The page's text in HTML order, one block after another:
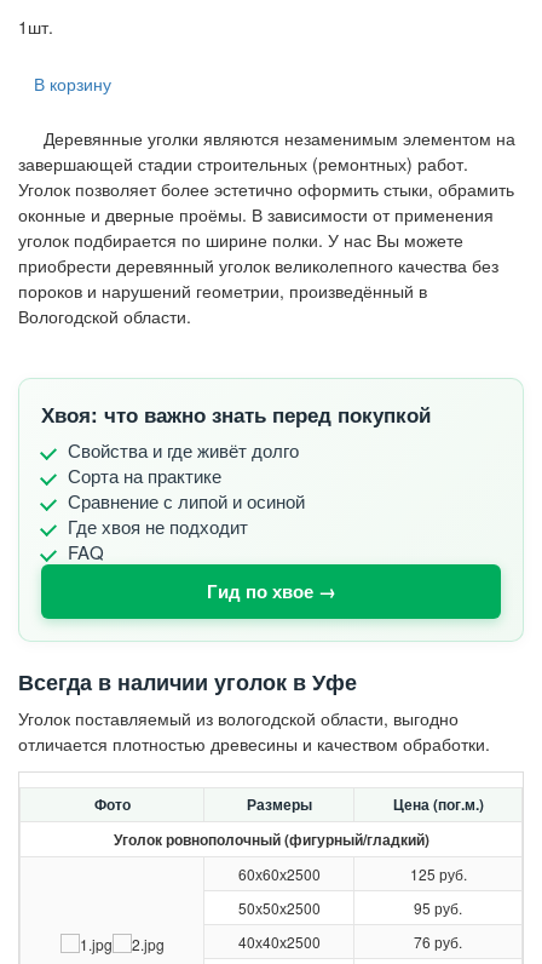
1 шт.
В корзину
Деревянные уголки являются незаменимым элементом на
завершающей стадии строительных (ремонтных) работ.
Уголок позволяет более эстетично оформить стыки, обрамить
оконные и дверные проёмы. В зависимости от применения
уголок подбирается по ширине полки. У нас Вы можете
приобрести деревянный уголок великолепного качества без
пороков и нарушений геометрии, произведённый в
Вологодской области.
Хвоя: что важно знать перед покупкой
Свойства и где живёт долго
Сорта на практике
Сравнение с липой и осиной
Где хвоя не подходит
FAQ
Гид по хвое →
Всегда в наличии уголок в Уфе
Уголок поставляемый из вологодской области, выгодно
отличается плотностью древесины и качеством обработки.
Фото Размеры
Цена (пог.м.)
Уголок ровнополочный (фигурный/гладкий)
60х60х2500
125 руб.
50х50х2500
95 руб.
40х40х2500
76 руб.